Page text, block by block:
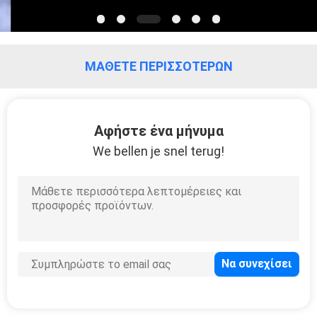
κατασκευαστή
ΜΆΘΕΤΕ ΠΕΡΙΣΣΌΤΕΡΩΝ
Αφήστε ένα μήνυμα
We bellen je snel terug!